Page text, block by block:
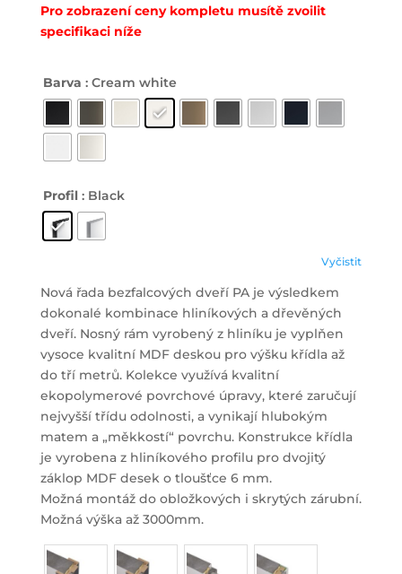
Pro zobrazení ceny kompletu musítě zvoilit
specifikaci níže
Barva : Cream white
Profil : Black
Vyčistit
Nová řada bezfalcových dveří PA je výsledkem
dokonalé kombinace hliníkových a dřevěných
dveří. Nosný rám vyrobený z hliníku je vyplňen
vysoce kvalitní MDF deskou pro výšku křídla až
do tří metrů. Kolekce využívá kvalitní
ekopolymerové povrchové úpravy, které zaručují
nejvyšší třídu odolnosti, a vynikají hlubokým
matem a „měkkostí“ povrchu. Konstrukce křídla
je vyrobena z hliníkového profilu pro dvojitý
záklop MDF desek o tloušťce 6 mm.
Možná montáž do obložkových i skrytých zárubní.
Možná výška až 3000mm.